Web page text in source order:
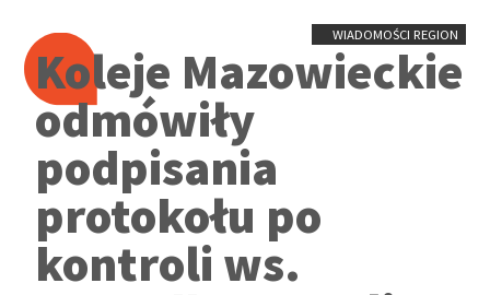
WIADOMOŚCI REGION
Koleje Mazowieckie
odmówiły
podpisania
protokołu po
kontroli ws.